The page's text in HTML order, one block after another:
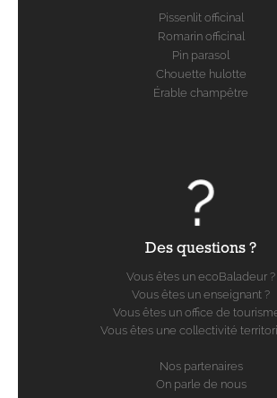
Pissenlit officinal
Romarin officinal
Pin parasol
Chouette hulotte
Érable champêtre
Des questions ?
Vous êtes un ecoBaladeur ?
Vous êtes un enseignant ?
Vous êtes un office de
Vous êtes une collectivité
Nos partenaires
On parle de nous